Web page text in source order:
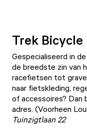
Trek Bicycle
Gespecialiseerd in
de breedste zin van
racefietsen tot
naar fietskleding,
of accessoires? Dan
adres. (Voorheen
Tuinzigtlaan 22